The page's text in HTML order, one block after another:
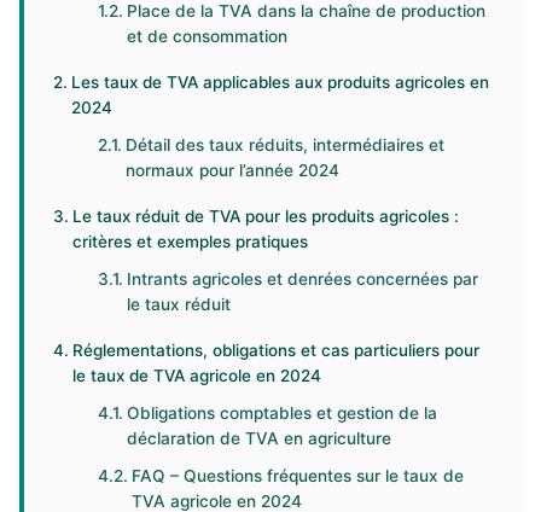
Place de la TVA dans la chaîne de production
et de consommation
Les taux de TVA applicables aux produits agricoles en
2024
Détail des taux réduits, intermédiaires et
normaux pour l’année 2024
Le taux réduit de TVA pour les produits agricoles :
critères et exemples pratiques
Intrants agricoles et denrées concernées par
le taux réduit
Réglementations, obligations et cas particuliers pour
le taux de TVA agricole en 2024
Obligations comptables et gestion de la
déclaration de TVA en agriculture
FAQ – Questions fréquentes sur le taux de
TVA agricole en 2024